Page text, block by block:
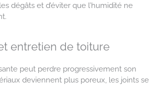
dégâts et d’éviter que l’humidité ne
entretien de toiture
peut perdre progressivement son
deviennent plus poreux, les joints se